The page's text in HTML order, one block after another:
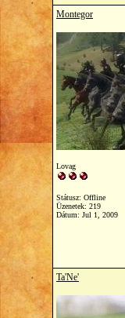
Montegor
Lovag
Státusz: Offline
Üzenetek: 219
Dátum: Jul 1, 2009
Ta'Ne'